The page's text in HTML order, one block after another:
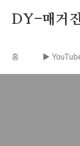
DY-매거
홈 ▶